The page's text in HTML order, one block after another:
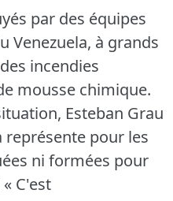
par des équipes
Venezuela, à grands
incendies
mousse chimique.
Esteban Grau
représente pour les
ni formées pour
C'est